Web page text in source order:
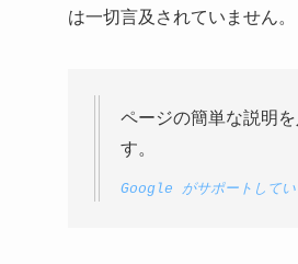
は一切言及されていません。
ページの簡単な説明
す。
Google がサポートしてい